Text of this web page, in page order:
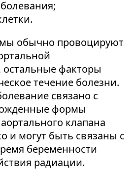
обычно провоцируют
остальные факторы
течение болезни.
связано с
формы
клапана
и могут быть связаны с
беременности
радиации.